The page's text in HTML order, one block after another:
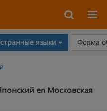
языки Форма
en Московская